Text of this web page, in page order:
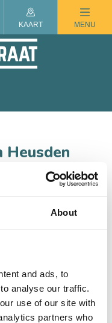
About
and ads, to
analyse our traffic.
use of our site with
partners who
Heusden
bevindt zich in het
Het gebouw is
e-mail
KAART MENU